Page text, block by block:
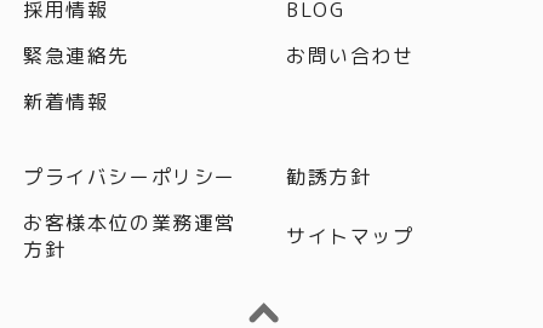
採用情報
BLOG
緊急連絡先
お問い合わせ
新着情報
プライバシーポリシー
勧誘方針
お客様本位の業務運営
方針
サイトマップ